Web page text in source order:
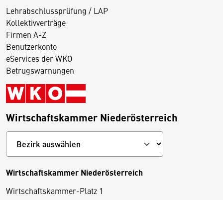
Lehrabschlussprüfung / LAP
Kollektivverträge
Firmen A-Z
Benutzerkonto
eServices der WKO
Betrugswarnungen
Wirtschaftskammer Niederösterreich
Wirtschaftskammer Niederösterreich
Wirtschaftskammer-Platz 1